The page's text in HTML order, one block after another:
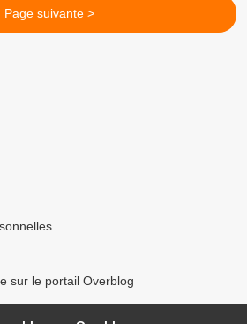
Page suivante >
sur le portail Overblog